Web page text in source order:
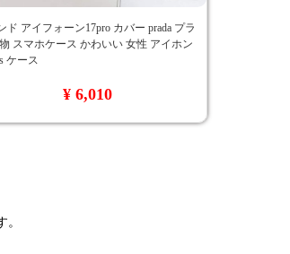
ド アイフォーン17pro カバー prada プラ
スマホケース かわいい 女性 アイホン
ケース
¥ 6,010